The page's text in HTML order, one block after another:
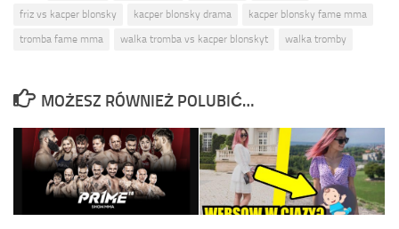
friz vs kacper blonsky
kacper blonsky drama
kacper blonsky fame mma
tromba fame mma
walka tromba vs kacper blonskyt walka tromby
MOŻESZ RÓWNIEŻ POLUBIĆ…